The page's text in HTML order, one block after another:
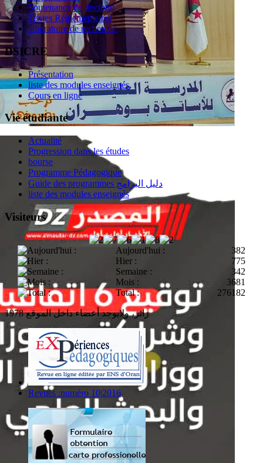
Soutenance de doctorat
Textes Réglementaires
laboratoire de recherche
DSICRE
Présentation
liste des modules enseignés
Cours en ligne
Vie étudiante
Actualité
Progression dans les études
bourse
Programme Pédagogique
Guide des programmes دليل البرامج
liste des modules enseignés
Visiteurs
Aujourd'hui :
382
Hier :
775
Semaine :
342
Mois :
3681
Total :
276182
1978 زائر، ولايوجد أعضاء داخل الموقع
Revues :numéro 10|2016